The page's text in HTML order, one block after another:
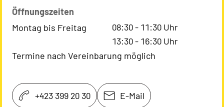
Öffnungszeiten
Montag bis Freitag
08:30- 11:30 Uhr
13:30- 16:30 Uhr
Termine nach Vereinbarung möglich
+423 399 20 30 E-Mail